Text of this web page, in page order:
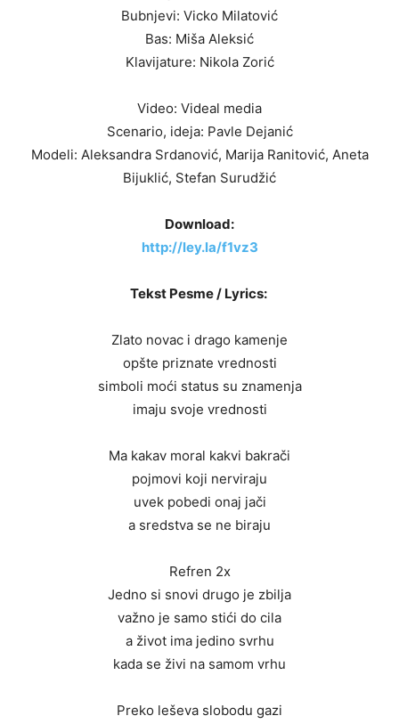
Bubnjevi: Vicko Milatović
Bas: Miša Aleksić
Klavijature: Nikola Zorić
Video: Videal media
Scenario, ideja: Pavle Dejanić
Modeli: Aleksandra Srdanović, Marija Ranitović, Aneta
Bijuklić, Stefan Surudžić
Download:
http://ley.la/f1vz3
Tekst Pesme / Lyrics:
Zlato novac i drago kamenje
opšte priznate vrednosti
simboli moći status su znamenja
imaju svoje vrednosti
Ma kakav moral kakvi bakrači
pojmovi koji nerviraju
uvek pobedi onaj jači
a sredstva se ne biraju
Refren 2x
Jedno si snovi drugo je zbilja
važno je samo stići do cila
a život ima jedino svrhu
kada se živi na samom vrhu
Preko leševa slobodu gazi